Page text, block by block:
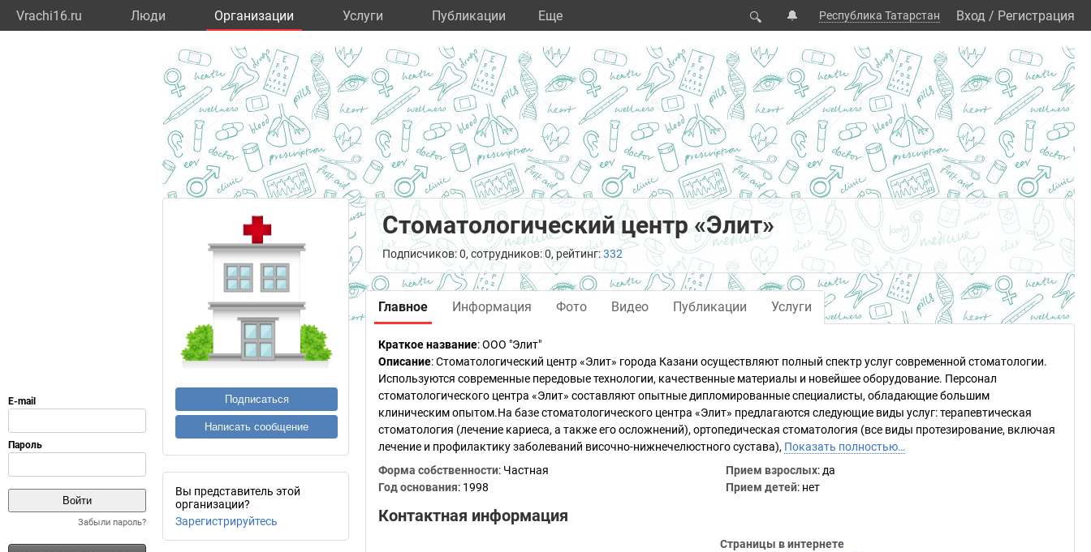
Vrachi16.ru Люди Организации Услуги Публикации Eще 🔍 🔔 Республика Татарстан Вход / Регистрация
Забыли пароль?
Подписаться
Написать сообщение
Вы представитель этой
организации?
Зарегистрируйтесь
Стоматологический центр «Элит»
Подписчиков: 0, сотрудников: 0, рейтинг:332
Главное Информация Фото Видео Публикации Услуги
Краткое название:ООО "Элит"
Описание: Стоматологический центр «Элит» города Казани осуществляют полный спектр услуг современной стоматологии.
Используются современные передовые технологии, качественные материалы и новейшее оборудование. Персонал
стоматологического центра «Элит» составляют опытные дипломированные специалисты, обладающие большим
клиническим опытом.На базе стоматологического центра «Элит» предлагаются следующие виды услуг: терапевтическая
стоматология (лечение кариеса, а также его осложнений), ортопедическая стоматология (все виды протезирование, включая
лечение и профилактику заболеваний височно-нижнечелюстного сустава), Показать полностью…
Форма собственности: Частная
Год основания: 1998
Прием взрослых: да
Прием детей: нет
Контактная информация
Страницы в интернете